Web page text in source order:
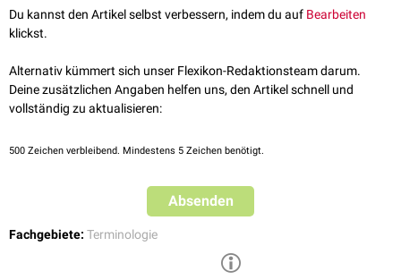
Du kannst den Artikel selbst verbessern, indem du auf Bearbeiten
klickst.
Alternativ kümmert sich unser Flexikon-Redaktionsteam darum.
Deine zusätzlichen Angaben helfen uns, den Artikel schnell und
vollständig zu aktualisieren:
500 Zeichen verbleibend. Mindestens 5 Zeichen benötigt.
Absenden
Fachgebiete: Terminologie